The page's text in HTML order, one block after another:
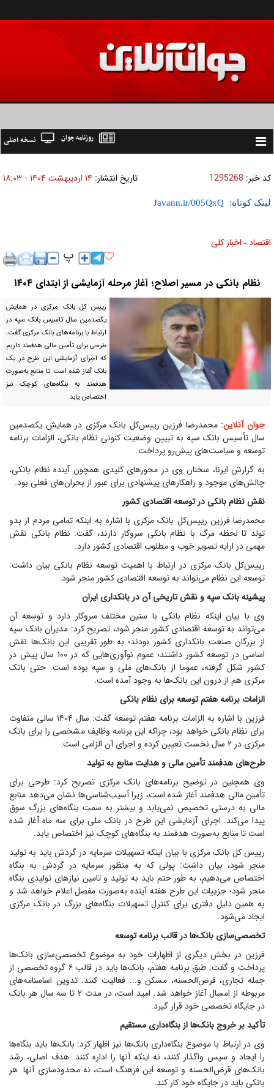
Toggle
نسخه اصلی روزنامه جوان
کد خبر: 1295268 تاریخ انتشار: ۱۴ ارديبهشت ۱۴۰۴ - ۱۸:۰۳
لینک کوتاه:
اقتصاد » اخبار کلی
نظام بانکی در مسیر اصلاح؛ آغاز مرحله آزمایشی از ابتدای ۱۴۰۴
رییس کل بانک مرکزی در همایش
یکصدمین سال تاسیس بانک سپه در
ارتباط با برنامه‌های بانک مرکزی گفت:
طرحی برای تأمین مالی هدفمند داریم
که اجرای آزمایشی این طرح در یک
بانک آغاز شده است تا منابع به‌صورت
هدفمند به بنگاه‌های کوچک نیز
اختصاص یابد.
جوان آنلاین: محمدرضا فرزین رییس‌کل بانک مرکزی در همایش یکصدمین
سال تأسیس بانک سپه به تبیین وضعیت کنونی نظام بانکی، الزامات برنامه
توسعه و سیاست‌های پیش‌رو پرداخت.
به گزارش ایرنا، سخنان وی در محور‌های کلیدی همچون آینده نظام بانکی،
چالش‌های موجود و راهکار‌های پیشنهادی برای عبور از بحران‌های فعلی بود.
نقش نظام بانکی در توسعه اقتصادی کشور
محمدرضا فرزین رییس‌کل بانک مرکزی با اشاره به اینکه تمامی مردم از بدو
تولد تا لحظه مرگ با نظام بانکی سروکار دارند، گفت: نظام بانکی نقش
مهمی در ارایه تصویر خوب و مطلوب اقتصادی کشور دارد.
رییس‌کل بانک مرکزی در ارتباط با اهمیت توسعه نظام بانکی بیان داشت:
توسعه این نظام می‌تواند به توسعه اقتصادی کشور منجر شود.
پیشینه بانک سپه و نقش تاریخی آن در بانکداری ایران
وی با بیان اینکه نظام بانکی با سنین مختلف سروکار دارد و توسعه آن
می‌تواند به توسعه اقتصادی کشور منجر شود، تصریح کرد: مدیران بانک سپه
از بزرگان صنعت بانکداری کشور بودند؛ به طور تقریبی این بانک‌ها نقش
اساسی در توسعه کشور داشتند؛ عموم نوآوری‌هایی که در ۱۰۰ سال پیش در
کشور شکل گرفته، عموما از بانک‌های ملی و سپه بوده است. حتی بانک
مرکزی هم از درون این بانک‌ها به وجود آمده است.
الزامات برنامه هفتم توسعه برای نظام بانکی
فرزین با اشاره به الزامات برنامه هفتم توسعه گفت: سال ۱۴۰۴ سالی متفاوت
برای نظام بانکی خواهد بود، چراکه این برنامه وظایف مشخصی را برای بانک
مرکزی در ۲ سال نخست تعیین کرده و اجرای آن الزامی است.
طرح‌های هدفمند تأمین مالی و هدایت منابع به تولید
وی همچنین در توضیح برنامه‌های بانک مرکزی تصریح کرد: طرحی برای
تأمین مالی هدفمند آغاز شده است، زیرا آسیب‌شناسی‌ها نشان می‌دهد منابع
مالی به درستی تخصیص نمی‌یابد و بیشتر به سمت بنگاه‌های بزرگ سوق
پیدا می‌کند. اجرای آزمایشی این طرح در بانک ملی برای سه ماه آغاز شده
است تا منابع به‌صورت هدفمند به بنگاه‌های کوچک نیز اختصاص یابد.
رییس کل بانک مرکزی با بیان اینکه تسهیلات سرمایه در گردش باید به تولید
منجر شود، بیان داشت: پولی که به منظور سرمایه در گردش به بنگاه
اختصاص می‌دهیم، به طور حتم باید به تولید و تامین نیاز‌های تولیدی بنگاه
منجر شود؛ جزییات این طرح هفته آینده به‌صورت مفصل اعلام خواهد شد و
به همین دلیل دفتری برای کنترل تسهیلات بنگاه‌های بزرگ در بانک مرکزی
ایجاد می‌شود.
تخصصی‌سازی بانک‌ها در قالب برنامه توسعه
فرزین در بخش دیگری از اظهارات خود به موضوع تخصصی‌سازی بانک‌ها
پرداخت و گفت: طبق برنامه هفتم، بانک‌ها باید در قالب ۶ گروه تخصصی از
جمله تجاری، قرض‌الحسنه، مسکن و... فعالیت کنند. تدوین اساسنامه‌های
مربوطه از امسال آغاز خواهد شد. امید است، در مدت ۲ تا سه سال هر بانک
در جایگاه تخصصی خود قرار گیرد.
تأکید بر خروج بانک‌ها از بنگاه‌داری مستقیم
وی در ارتباط با موضوع بنگاه‌داری بانک‌ها نیز اظهار کرد: بانک‌ها باید بنگاه‌ها
را ایجاد و سپس واگذار کنند، نه اینکه آنها را اداره کنند. هدف اصلی، رشد
بانک‌های قرض‌الحسنه و توسعه این فرهنگ است، نه محدودسازی آنها. هر
بانکی باید در جایگاه خود کار کند.